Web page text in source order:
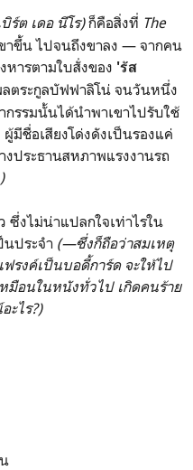
บิร์ต เดอ นีโร)ก็คือสิ่งที่ The
าขึ้น ไปจนถึงขาลง — จากคน
หารตามใบสั่งของ 'รัส
ตระกูลบัฟฟาลิโน่ จนวันหนึ่ง
รรมนั้นได้นำพาเขาไปรับใช้
มีชื่อเสียงโด่งดังเป็นรองแค่
ประธานสหภาพแรงงานรถ
ซึ่งไม่น่าแปลกใจเท่าไรใน
ประจำ (—ซึ่งก็ถือว่าสมเหตุ
รงค์เป็นบอดี้การ์ด จะให้ไป
มือนในหนังทั่วไป เกิดคนร้าย
ะไร?)